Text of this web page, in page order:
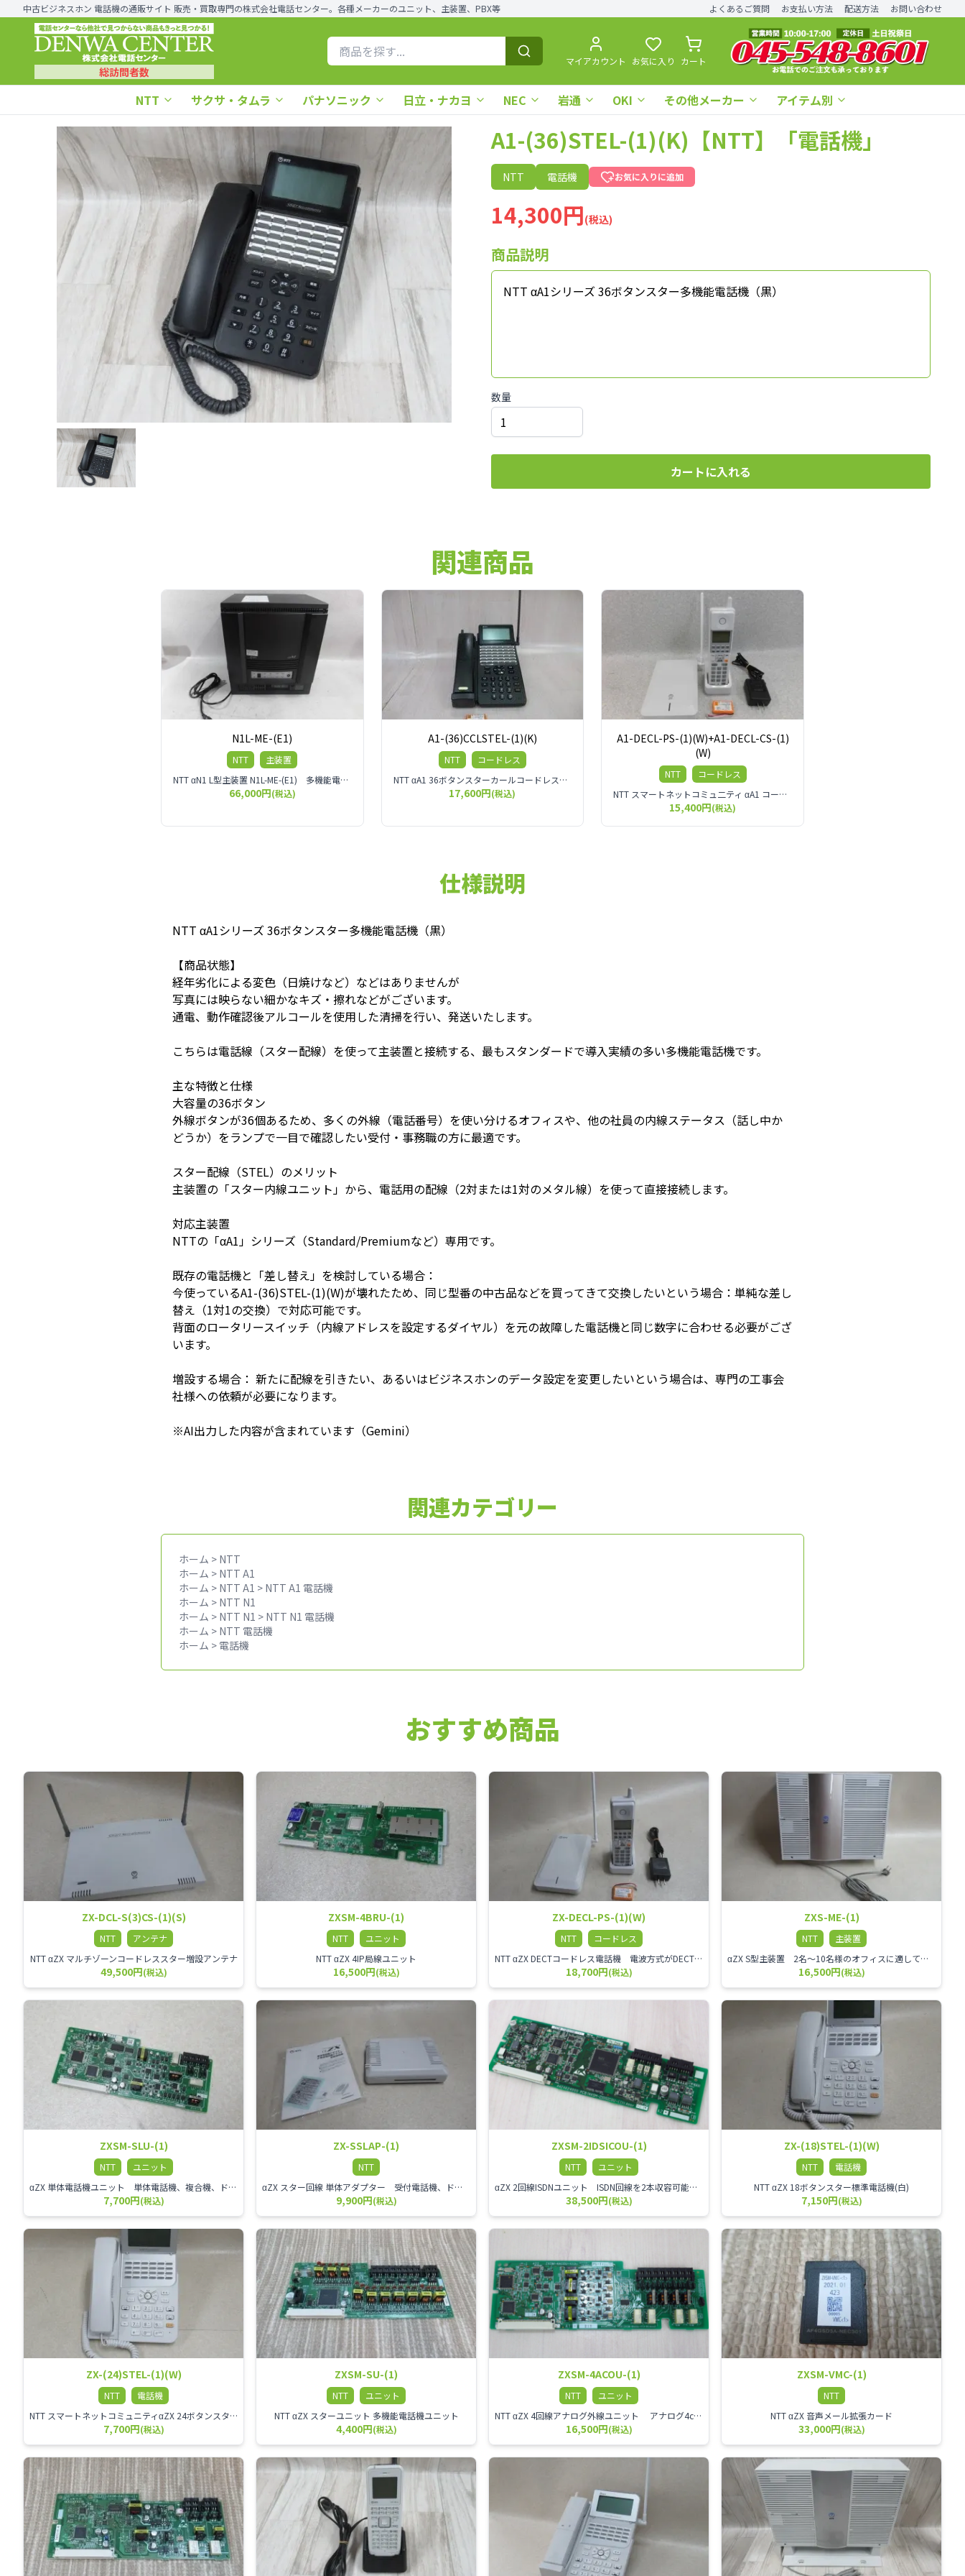
中古ビジネスホン 電話機の通販サイト 販売・買取専門の株式会社電話センター。各種メーカーのユニット、主装置、PBX等 よくあるご質問 お支払い方法 配送方法 お問い合わせ
総訪問者数
マイアカウント お気に入り カート
NTT サクサ・タムラ パナソニック 日立・ナカヨ NEC 岩通 OKI その他メーカー アイテム別
A1-(36)STEL-(1)(K)【NTT】「電話機」
NTT 電話機 お気に入りに追加
14,300円(税込)
商品説明
NTT αA1シリーズ 36ボタンスター多機能電話機（黒）
数量
カートに入れる
関連商品
N1L-ME-(E1)
NTT
主装置
NTT αN1 L型主装置 N1L-ME-(E1) 多機能電話機最大480台収容 外線最大で192ch 数百名規模のオフィスにも対応するビジネスフォン用主装置です。
66,000円(税込)
A1-(36)CCLSTEL-(1)(K)
NTT
コードレス
NTT αA1 36ボタンスターカールコードレス電話機
17,600円(税込)
A1-DECL-PS-(1)(W)+A1-DECL-CS-(1)
(W)
NTT
コードレス
NTT スマートネットコミュ二ティ αA1 コードレス電話機
15,400円(税込)
仕様説明
NTT αA1シリーズ 36ボタンスター多機能電話機（黒）
【商品状態】
経年劣化による変色（日焼けなど）などはありませんが
写真には映らない細かなキズ・擦れなどがございます。
通電、動作確認後アルコールを使用した清掃を行い、発送いたします。
こちらは電話線（スター配線）を使って主装置と接続する、最もスタンダードで導入実績の多い多機能電話機です。
主な特徴と仕様
大容量の36ボタン
外線ボタンが36個あるため、多くの外線（電話番号）を使い分けるオフィスや、他の社員の内線ステータス（話し中か
どうか）をランプで一目で確認したい受付・事務職の方に最適です。
スター配線（STEL）のメリット
主装置の「スター内線ユニット」から、電話用の配線（2対または1対のメタル線）を使って直接接続します。
対応主装置
NTTの「αA1」シリーズ（Standard/Premiumなど）専用です。
既存の電話機と「差し替え」を検討している場合：
今使っているA1-(36)STEL-(1)(W)が壊れたため、同じ型番の中古品などを買ってきて交換したいという場合：単純な差し
替え（1対1の交換）で対応可能です。
背面のロータリースイッチ（内線アドレスを設定するダイヤル）を元の故障した電話機と同じ数字に合わせる必要がござ
います。
増設する場合： 新たに配線を引きたい、あるいはビジネスホンのデータ設定を変更したいという場合は、専門の工事会
社様への依頼が必要になります。
※AI出力した内容が含まれています（Gemini）
関連カテゴリー
ホーム > NTT
ホーム > NTT A1
ホーム > NTT A1 > NTT A1 電話機
ホーム > NTT N1
ホーム > NTT N1 > NTT N1 電話機
ホーム > NTT 電話機
ホーム > 電話機
おすすめ商品
ZX-DCL-S(3)CS-(1)(S)
NTT
アンテナ
NTT αZX マルチゾーンコードレススター増設アンテナ
49,500円(税込)
ZXSM-4BRU-(1)
NTT
ユニット
NTT αZX 4IP局線ユニット
16,500円(税込)
ZX-DECL-PS-(1)(W)
NTT
コードレス
NTT αZX DECTコードレス電話機 電波方式がDECTで、 防水機能（IPX4:あらゆる方向からの水の飛まつを受けても有害な影響を受けない。)を備えた 接続装置と子機の一対シングルゾーンコードレスです。
18,700円(税込)
ZXS-ME-(1)
NTT
主装置
αZX S型主装置 2名～10名様のオフィスに適しております。
16,500円(税込)
ZXSM-SLU-(1)
NTT
ユニット
αZX 単体電話機ユニット 単体電話機、複合機、ドアホン等、 2台分収容可能にするユニット
7,700円(税込)
ZX-SSLAP-(1)
NTT
αZX スター回線 単体アダプター 受付電話機、ドアホン、FAX等を1台収容できる装置です。
9,900円(税込)
ZXSM-2IDSICOU-(1)
NTT
ユニット
αZX 2回線ISDNユニット ISDN回線を2本収容可能です。
38,500円(税込)
ZX-(18)STEL-(1)(W)
NTT
電話機
NTT αZX 18ボタンスター標準電話機(白)
7,150円(税込)
ZX-(24)STEL-(1)(W)
NTT
電話機
NTT スマートネットコミュニティαZX 24ボタンスター標準電話機
7,700円(税込)
ZXSM-SU-(1)
NTT
ユニット
NTT αZX スターユニット 多機能電話機ユニット
4,400円(税込)
ZXSM-4ACOU-(1)
NTT
ユニット
NTT αZX 4回線アナログ外線ユニット アナログ4ch収容ユニット
16,500円(税込)
ZXSM-VMC-(1)
NTT
NTT αZX 音声メール拡張カード
33,000円(税込)